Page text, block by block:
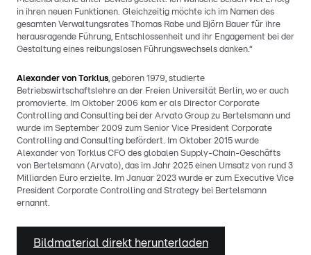
in ihren neuen Funktionen. Gleichzeitig möchte ich im Namen des
gesamten Verwaltungsrates Thomas Rabe und Björn Bauer für ihre
herausragende Führung, Entschlossenheit und ihr Engagement bei der
Gestaltung eines reibungslosen Führungswechsels danken.“
Alexander von Torklus, geboren 1979, studierte
Betriebswirtschaftslehre an der Freien Universität Berlin, wo er auch
promovierte. Im Oktober 2006 kam er als Director Corporate
Controlling and Consulting bei der Arvato Group zu Bertelsmann und
wurde im September 2009 zum Senior Vice President Corporate
Controlling and Consulting befördert. Im Oktober 2015 wurde
Alexander von Torklus CFO des globalen Supply-Chain-Geschäfts
von Bertelsmann (Arvato), das im Jahr 2025 einen Umsatz von rund 3
Milliarden Euro erzielte. Im Januar 2023 wurde er zum Executive Vice
President Corporate Controlling and Strategy bei Bertelsmann
ernannt.
Bildmaterial direkt herunterladen